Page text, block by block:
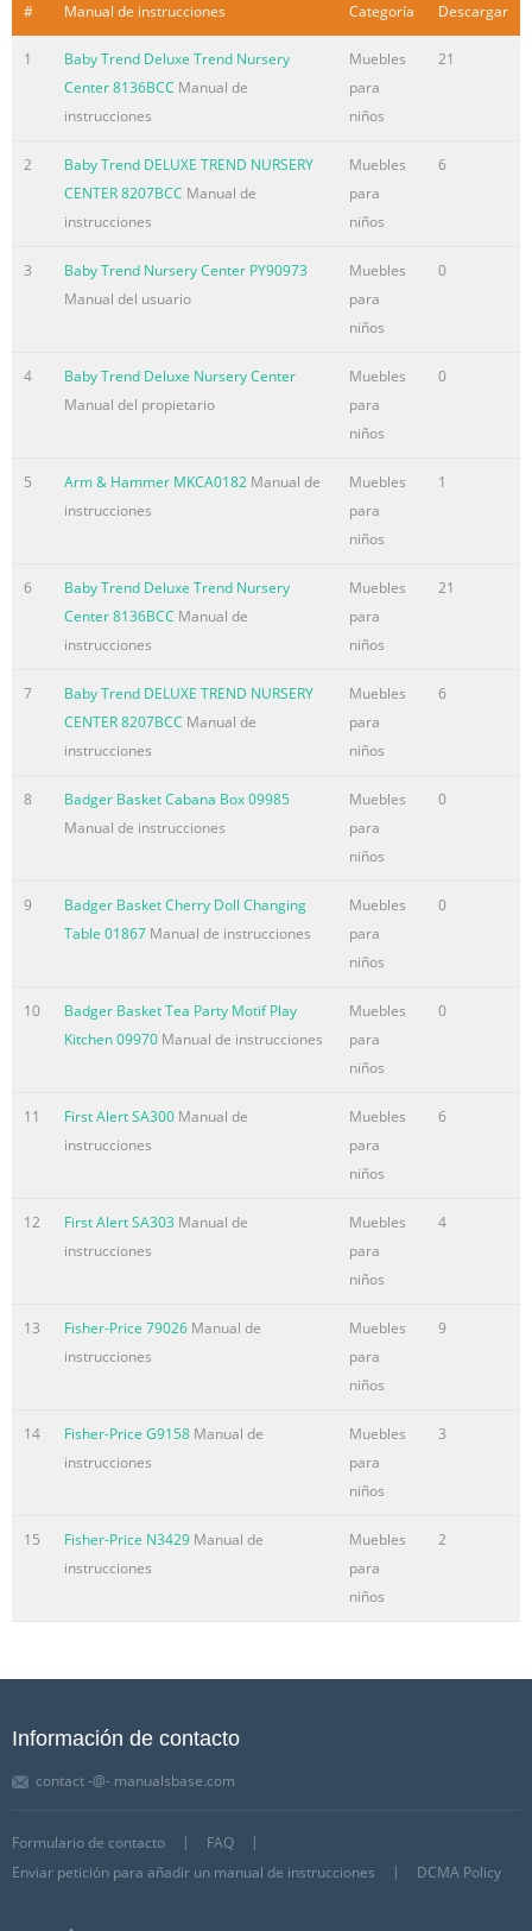
# Manual de instrucciones Categoría Descargar
1
Baby Trend Deluxe Trend Nursery
Center 8136BCC Manual de
instrucciones
Muebles
para
niños
21
2
Baby Trend DELUXE TREND NURSERY
CENTER 8207BCC Manual de
instrucciones
Muebles
para
niños
6
3
Baby Trend Nursery Center PY90973
Manual del usuario
Muebles
para
niños
0
4
Baby Trend Deluxe Nursery Center
Manual del propietario
Muebles
para
niños
0
5 Arm & Hammer MKCA0182 Manual de
instrucciones
Muebles
para
niños
1
6
Baby Trend Deluxe Trend Nursery
Center 8136BCC Manual de
instrucciones
Muebles
para
niños
21
7
Baby Trend DELUXE TREND NURSERY
CENTER 8207BCC Manual de
instrucciones
Muebles
para
niños
6
8
Badger Basket Cabana Box 09985
Manual de instrucciones
Muebles
para
niños
0
9
Badger Basket Cherry Doll Changing
Table 01867 Manual de instrucciones
Muebles
para
niños
0
10
Badger Basket Tea Party Motif Play
Kitchen 09970 Manual de instrucciones
Muebles
para
niños
0
11 First Alert SA300 Manual de
instrucciones
Muebles
para
niños
6
12 First Alert SA303 Manual de
instrucciones
Muebles
para
niños
4
13 Fisher-Price 79026 Manual de
instrucciones
Muebles
para
niños
9
14 Fisher-Price G9158 Manual de
instrucciones
Muebles
para
niños
3
15 Fisher-Price N3429 Manual de
instrucciones
Muebles
para
niños
2
Información de contacto
contact -@- manualsbase.com
Formulario de contacto
FAQ
Enviar petición para añadir un manual de instrucciones
DCMA Policy